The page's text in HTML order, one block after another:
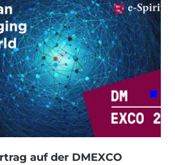
auf der DMEXCO